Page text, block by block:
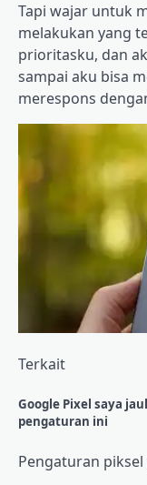
Tapi wajar untuk
melakukan yang
prioritasku, dan
sampai aku bisa
merespons
Terkait
Google Pixel saya
pengaturan ini
Pengaturan